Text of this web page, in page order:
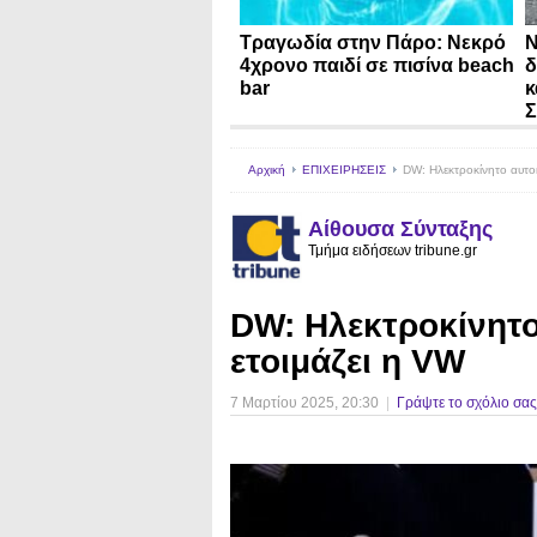
Τραγωδία στην Πάρο: Νεκρό
4χρονο παιδί σε πισίνα beach
bar
Αρχική ΕΠΙΧΕΙΡΗΣΕΙΣ DW: Ηλεκτροκίνητο
Αίθουσα Σύνταξης
Τμήμα ειδήσεων tribune.gr
DW:
ετοιμάζει η VW
7 Μαρτίου 2025, 20:30 Γράψτε το σχόλιο σας